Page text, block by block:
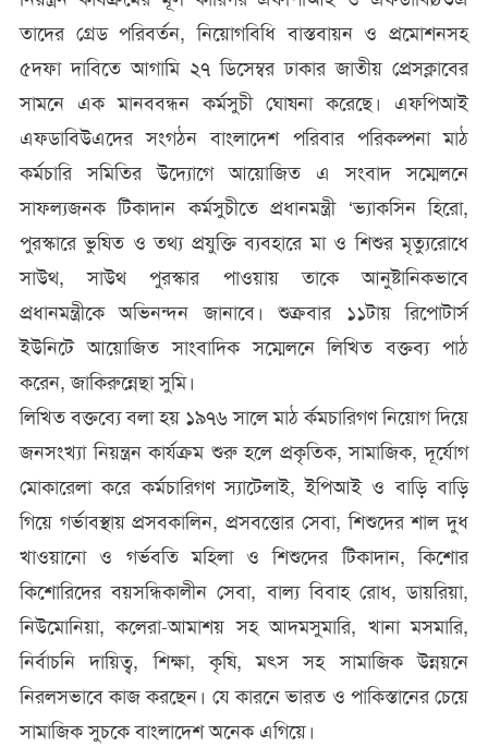
সম্মেলন
তাদের গ্রেড পরিবর্তন, নিয়োগবিধি বাস্তবায়ন ও প্রমোশনসহ
৫দফা দাবিতে আগামি ২৭ ডিসেম্বর ঢাকার জাতীয় প্রেসক্লাবের
সামনে এক মানববন্ধন কর্মসুচী ঘোষনা করেছে। এফপিআই
এফডাবিউএদের সংগঠন বাংলাদেশ পরিবার পরিকল্পনা মাঠ
কর্মচারি সমিতির উদ্যোগে আয়োজিত এ সংবাদ সম্মেলনে
সাফল্যজনক টিকাদান কর্মসুচীতে প্রধানমন্ত্রী ‘ভ্যাকসিন হিরো,
পুরস্কারে ভুষিত ও তথ্য প্রযুক্তি ব্যবহারে মা ও শিশুর মৃত্যুরোধে
সাউথ, সাউথ পুরস্কার পাওয়ায় তাকে আনুষ্টানিকভাবে
প্রধানমন্ত্রীকে অভিনন্দন জানাবে। শুক্রবার ১১টায় রিপোটার্স
ইউনিটে আয়োজিত সাংবাদিক সম্মেলনে লিখিত বক্তব্য পাঠ
করেন, জাকিরুন্নেছা সুমি।
লিখিত বক্তব্যে বলা হয় ১৯৭৬ সালে মাঠ র্কমচারিগণ নিয়োগ দিয়ে
জনসংখ্যা নিয়ন্ত্রন কার্যক্রম শুরু হলে প্রকৃতিক, সামাজিক, দূর্যোগ
মোকারেলা করে কর্মচারিগণ স্যাটেলাই, ইপিআই ও বাড়ি বাড়ি
গিয়ে গর্ভাবস্থায় প্রসবকালিন, প্রসবত্তোর সেবা, শিশুদের শাল দুধ
খাওয়ানো ও গর্ভবতি মহিলা ও শিশুদের টিকাদান, কিশোর
কিশোরিদের বয়সন্ধিকালীন সেবা, বাল্য বিবাহ রোধ, ডায়রিয়া,
নিউমোনিয়া, কলেরা-আমাশয় সহ আদমসুমারি, খানা মসমারি,
নির্বাচনি দায়িত্ব, শিক্ষা, কৃষি, মৎস সহ সামাজিক উন্নয়নে
নিরলসভাবে কাজ করছেন। যে কারনে ভারত ও পাকিস্তানের চেয়ে
সামাজিক সুচকে বাংলাদেশ অনেক এগিয়ে।